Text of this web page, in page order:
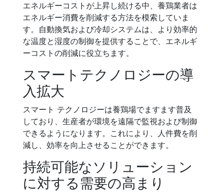
エネルギーコストが上昇し続ける中、養鶏業者は
エネルギー消費を削減する方法を模索していま
す。自動換気および冷却システムは、より効率的
な温度と湿度の制御を提供することで、エネルギ
ーコストの削減に役立ちます。
スマートテクノロジーの導
入拡大
スマート テクノロジーは養鶏場でますます普及
しており、生産者が環境を遠隔で監視および制御
できるようになります。これにより、人件費を削
減し、効率を向上させることができます。
持続可能なソリューション
に対する需要の高まり